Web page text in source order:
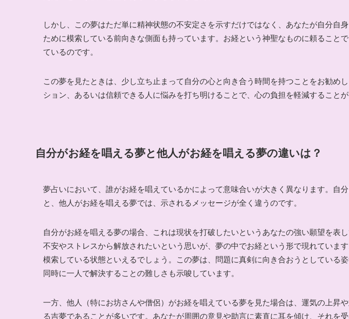
しかし、この夢はただ単に精神状態の不安定さを示すだけではなく、あなたが自分自
ために模索している前向きな側面も持っています。お経という神聖なものに頼ること
ているのです。
この夢を見たときは、少し立ち止まって自分の心と向き合う時間を持つことをお勧め
ション、あるいは信頼できる人に悩みを打ち明けることで、心の負担を軽減することが
自分がお経を唱える夢と他人がお経を唱える夢の違いは？
夢占いにおいて、誰がお経を唱えているかによって意味合いが大きく異なります。自
と、他人がお経を唱える夢では、示されるメッセージが全く違うのです。
自分がお経を唱える夢の場合、これは現状を打破したいというあなたの強い願望を表
不安やストレスから解放されたいという思いが、夢の中でお経という形で現れていま
模索している状態といえるでしょう。この夢は、問題に真剣に向き合おうとしている姿
同時に一人で解決することの難しさも示唆しています。
一方、他人（特にお坊さんや僧侶）がお経を唱えている夢を見た場合は、運気の上昇
る吉夢であることが多いです。あなたが周囲の意見や助言に素直に耳を傾け、それを